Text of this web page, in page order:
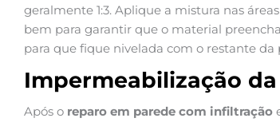
geralmente 1:3. Aplique a mistura nas
bem para garantir que o material
para que fique nivelada com o restante da
Impermeabilização
Após o reparo em parede com infiltração